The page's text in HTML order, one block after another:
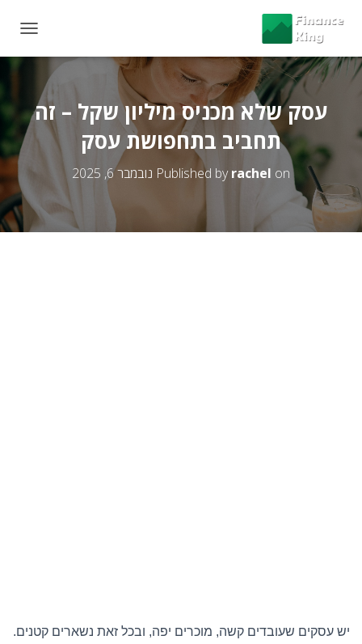
O
N
G
עסק שלא מכניס מיליון שקל – זה
תחביב בתחפושת עסק
Published byrachel on נובמבר 6, 2025
יש עסקים שעובדים קשה, מוכרים יפה, ובכל זאת נשארים קטנים.